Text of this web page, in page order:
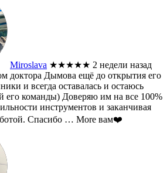
Miroslava ★★★★★ 2 недели назад
доктора Дымова ещё до открытия его
и всегда оставалась и остаюсь
его команды) Доверяю им на все 100%
инструментов и заканчивая
Спасибо … More вам❤️